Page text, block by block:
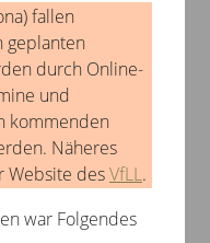
fallen
geplanten
durch Online-
und
kommenden
Näheres
Website desVfLL.
war Folgendes